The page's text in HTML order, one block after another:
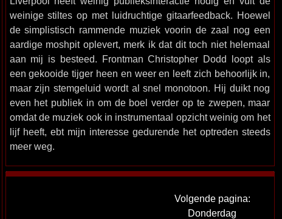
weinige stiltes op met luidruchtige gitaarfeedback. Hoewel
de simplistisch rammende muziek voorin de zaal nog een
aardige moshpit oplevert, merk ik dat dit toch niet helemaal
aan mij is besteed. Frontman Christopher Dodd loopt als
een gekooide tijger heen en weer en leeft zich behoorlijk in,
maar zijn stemgeluid wordt al snel monotoon. Hij duikt nog
even het publiek in om de boel verder op te zwepen, maar
omdat de muziek ook in instrumentaal opzicht weinig om het
lijf heeft, ebt mijn interesse gedurende het optreden steeds
meer weg.
Volgende pagina:
Donderdag